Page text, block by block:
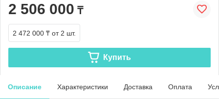
2 506 000 ₸
2 472 000 ₸ от 2 шт.
Купить
Описание Характеристики Доставка Оплата